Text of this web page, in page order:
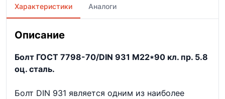
Характеристики Аналоги
Описание
Болт ГОСТ 7798-70/DIN 931 М22*90 кл. пр. 5.8
оц. сталь.
Болт DIN 931 является одним из наиболее